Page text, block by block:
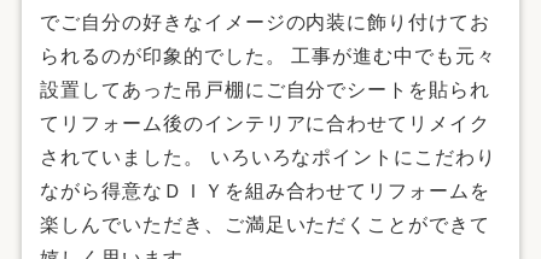
でご自分の好きなイメージの内装に飾り付けてお
られるのが印象的でした。 工事が進む中でも元々
設置してあった吊戸棚にご自分でシートを貼られ
てリフォーム後のインテリアに合わせてリメイク
されていました。 いろいろなポイントにこだわり
ながら得意なＤＩＹを組み合わせてリフォームを
楽しんでいただき、ご満足いただくことができて